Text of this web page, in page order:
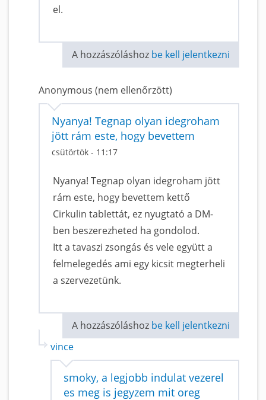
el.
A hozzászóláshoz be kell jelentkezni
Anonymous (nem ellenőrzött)
Nyanya! Tegnap olyan idegroham
jött rám este, hogy bevettem
csütörtök - 11:17
Nyanya! Tegnap olyan idegroham jött
rám este, hogy bevettem kettő
Cirkulin tablettát, ez nyugtató a DM-
ben beszerezheted ha gondolod.
Itt a tavaszi zsongás és vele együtt a
felmelegedés ami egy kicsit megterheli
a szervezetünk.
A hozzászóláshoz be kell jelentkezni
vince
smoky, a legjobb indulat vezerel
es meg is jegyzem mit oreg